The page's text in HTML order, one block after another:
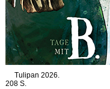
Tulipan 2026.
208 S.